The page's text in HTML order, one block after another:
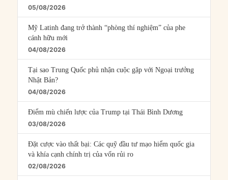
05/08/2026
Mỹ Latinh đang trở thành “phòng thí nghiệm” của phe
cánh hữu mới
04/08/2026
Tại sao Trung Quốc phủ nhận cuộc gặp với Ngoại trưởng
Nhật Bản?
04/08/2026
Điểm mù chiến lược của Trump tại Thái Bình Dương
03/08/2026
Đặt cược vào thất bại: Các quỹ đầu tư mạo hiểm quốc gia
và khía cạnh chính trị của vốn rủi ro
02/08/2026